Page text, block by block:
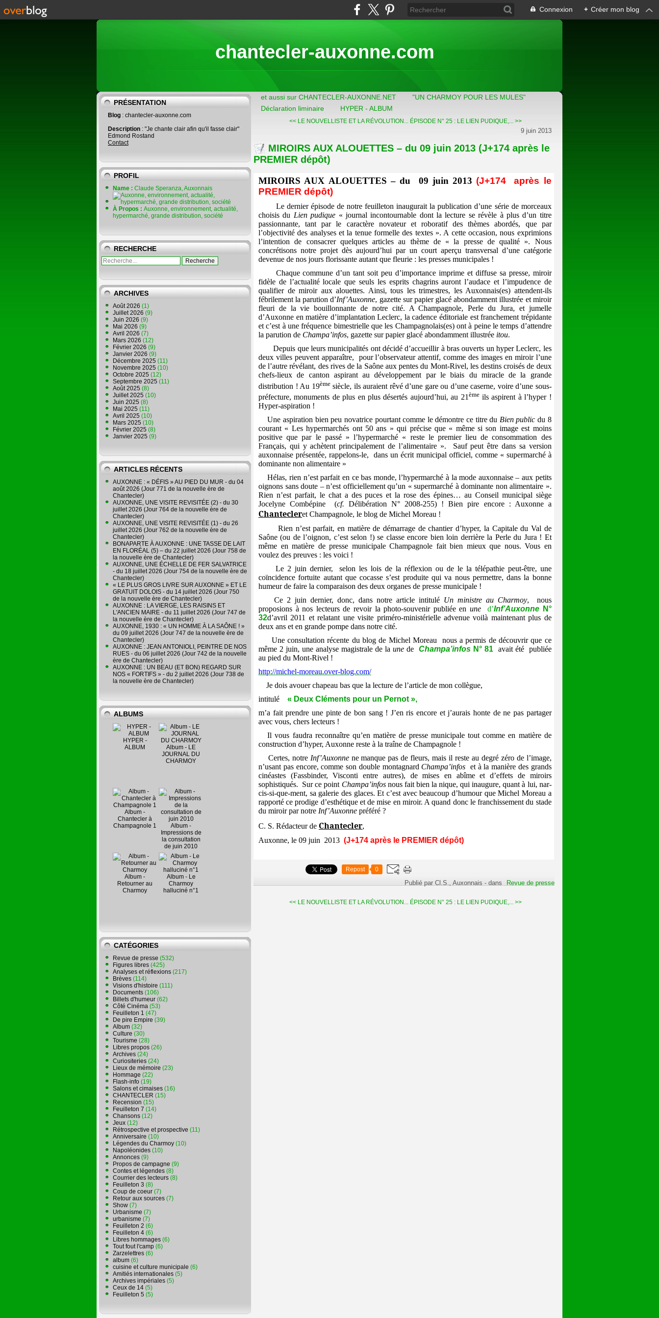
Connexion + Créer mon blog
chantecler-auxonne.com
PRÉSENTATION
Blog : chantecler-auxonne.com
Description : "Je chante clair afin qu'il fasse clair"
Edmond Rostand
Contact
PROFIL
Name : Claude Speranza, Auxonnais
À Propos : Auxonne, environnement, actualité,
hypermarché, grande distribution, société
RECHERCHE
ARCHIVES
Août 2026 (1)
Juillet 2026 (9)
Juin 2026 (9)
Mai 2026 (9)
Avril 2026 (7)
Mars 2026 (12)
Février 2026 (9)
Janvier 2026 (9)
Décembre 2025 (11)
Novembre 2025 (10)
Octobre 2025 (12)
Septembre 2025 (11)
Août 2025 (8)
Juillet 2025 (10)
Juin 2025 (8)
Mai 2025 (11)
Avril 2025 (10)
Mars 2025 (10)
Février 2025 (8)
Janvier 2025 (9)
ARTICLES RÉCENTS
AUXONNE : « DÉFIS » AU PIED DU MUR - du 04
août 2026 (Jour 771 de la nouvelle ère de
Chantecler)
AUXONNE, UNE VISITE REVISITÉE (2) - du 30
juillet 2026 (Jour 764 de la nouvelle ère de
Chantecler)
AUXONNE, UNE VISITE REVISITÉE (1) - du 26
juillet 2026 (Jour 762 de la nouvelle ère de
Chantecler)
BONAPARTE À AUXONNE : UNE TASSE DE LAIT
EN FLORÉAL (5) – du 22 juillet 2026 (Jour 758 de
la nouvelle ère de Chantecler)
AUXONNE, UNE ÉCHELLE DE FER SALVATRICE
- du 18 juillet 2026 (Jour 754 de la nouvelle ère de
Chantecler)
« LE PLUS GROS LIVRE SUR AUXONNE » ET LE
GRATUIT DOLOIS - du 14 juillet 2026 (Jour 750
de la nouvelle ère de Chantecler)
AUXONNE : LA VIERGE, LES RAISINS ET
L'ANCIEN MAIRE - du 11 juillet 2026 (Jour 747 de
la nouvelle ère de Chantecler)
AUXONNE, 1930 : « UN HOMME À LA SAÔNE ! »
du 09 juillet 2026 (Jour 747 de la nouvelle ère de
Chantecler)
AUXONNE : JEAN ANTONIOLI, PEINTRE DE NOS
RUES - du 06 juillet 2026 (Jour 742 de la nouvelle
ère de Chantecler)
AUXONNE : UN BEAU (ET BON) REGARD SUR
NOS « FORTIFS » - du 2 juillet 2026 (Jour 738 de
la nouvelle ère de Chantecler)
ALBUMS
HYPER -
ALBUM
Album - LE
JOURNAL DU
CHARMOY
Album -
Chantecler à
Champagnole 1
Album -
Impressions de
la consultation
de juin 2010
Album -
Retourner au
Charmoy
Album - Le
Charmoy
halluciné n°1
CATÉGORIES
Revue de presse (532)
Figures libres (425)
Analyses et réflexions (217)
Brèves (114)
Visions d'histoire (111)
Documents (106)
Billets d'humeur (62)
Côté Cinéma (53)
Feuilleton 1 (47)
De pire Empire (39)
Album (32)
Culture (30)
Tourisme (28)
Libres propos (26)
Archives (24)
Curiositeries (24)
Lieux de mémoire (23)
Hommage (22)
Flash-info (19)
Salons et cimaises (16)
CHANTECLER (15)
Recension (15)
Feuilleton 7 (14)
Chansons (12)
Jeux (12)
Rétrospective et prospective (11)
Anniversaire (10)
Légendes du Charmoy (10)
Napoléonides (10)
Annonces (9)
Propos de campagne (9)
Contes et légendes (8)
Courrier des lecteurs (8)
Feuilleton 3 (8)
Coup de coeur (7)
Retour aux sources (7)
Show (7)
Urbanisme (7)
urbanisme (7)
Feuilleton 2 (6)
Feuilleton 4 (6)
Libres hommages (6)
Tout fout l'camp (6)
Zarzelettres (6)
album (6)
cuisine et culture municipale (6)
Amitiés internationales (5)
Archives impériales (5)
Ceux de 14 (5)
Feuilleton 5 (5)
et aussi sur CHANTECLER-AUXONNE.NET
"UN CHARMOY POUR LES MULES"
Déclaration liminaire
HYPER - ALBUM
<< LE NOUVELLISTE ET LA RÉVOLUTION... ÉPISODE N° 25 : LE LIEN PUDIQUE,... >>
9 juin 2013
MIROIRS AUX ALOUETTES – du 09 juin 2013 (J+174 après le
PREMIER dépôt)
MIROIRS AUX ALOUETTES – du 09 juin 2013 (J+174
après le
PREMIER dépôt)
Le dernier épisode de notre feuilleton inaugurait la publication d’une série de morceaux
choisis du Lien pudique « journal incontournable dont la lecture se révèle à plus d’un titre
passionnante, tant par le caractère novateur et roboratif des thèmes abordés, que par
l’objectivité des analyses et la tenue formelle des textes ». A cette occasion, nous exprimions
l’intention de consacrer quelques articles au thème de « la presse de qualité ». Nous
concrétisons notre projet dès aujourd’hui par un court aperçu transversal d’une catégorie
devenue de nos jours florissante autant que fleurie : les presses municipales !
Chaque commune d’un tant soit peu d’importance imprime et diffuse sa presse, miroir
fidèle de l’actualité locale que seuls les esprits chagrins auront l’audace et l’impudence de
qualifier de miroir aux alouettes. Ainsi, tous les trimestres, les Auxonnais(es) attendent-ils
fébrilement la parution d’Inf’Auxonne, gazette sur papier glacé abondamment illustrée et miroir
fleuri de la vie bouillonnante de notre cité. A Champagnole, Perle du Jura, et jumelle
d’Auxonne en matière d’implantation Leclerc, la cadence éditoriale est franchement trépidante
et c’est à une fréquence bimestrielle que les Champagnolais(es) ont à peine le temps d’attendre
la parution de Champa’infos, gazette sur papier glacé abondamment illustrée itou.
Depuis que leurs municipalités ont décidé d’accueillir à bras ouverts un hyper Leclerc, les
deux villes peuvent apparaître,
pour l’observateur attentif, comme des images en miroir l’une
de l’autre révélant, des rives de la Saône aux pentes du Mont-Rivel, les destins croisés de deux
chefs-lieux de canton aspirant au développement par le biais du miracle de la grande
distribution ! Au 19èmesiècle, ils auraient rêvé d’une gare ou d’une caserne, voire d’une sous-
préfecture, monuments de plus en plus désertés aujourd’hui, au 21 èmeils aspirent à l’hyper !
Hyper-aspiration !
Une aspiration bien peu novatrice pourtant comme le démontre ce titre du Bien public du 8
courant « Les hypermarchés ont 50 ans » qui précise que « même si son image est moins
positive que par le passé » l’hypermarché « reste le premier lieu de consommation des
Français, qui y achètent principalement de l’alimentaire ».
Sauf peut être dans sa version
auxonnaise présentée, rappelons-le,
dans un écrit municipal officiel, comme « supermarché à
dominante non alimentaire »
Hélas, rien n’est parfait en ce bas monde, l’hypermarché à la mode auxonnaise – aux petits
oignons sans doute – n’est officiellement qu’un « supermarché à dominante non alimentaire ».
Rien n’est parfait, le chat a des puces et la rose des épines… au Conseil municipal siège
Jocelyne Combépine (cf. Délibération N° 2008-255) ! Bien pire encore : Auxonne a
Chantecleret Champagnole, le blog de Michel Moreau !
Rien n’est parfait, en matière de démarrage de chantier d’hyper, la Capitale du Val de
Saône (ou de l’oignon, c’est selon !) se classe encore bien loin derrière la Perle du Jura ! Et
même en matière de presse municipale Champagnole fait bien mieux que nous. Vous en
voulez des preuves : les voici !
Le 2 juin dernier,
selon les lois de la réflexion ou de le la télépathie peut-être, une
coïncidence fortuite autant que cocasse s’est produite qui va nous permettre, dans la bonne
humeur de faire la comparaison des deux organes de presse municipale !
Ce 2 juin dernier, donc, dans notre article intitulé Un ministre au Charmoy,
nous
proposions à nos lecteurs de revoir la photo-souvenir publiée en une d’Inf’Auxonne N°
32d’avril 2011 et relatant une visite priméro-ministérielle advenue voilà maintenant plus de
deux ans et en grande pompe dans notre cité.
Une consultation récente du blog de Michel Moreau nous a permis de découvrir que ce
même 2 juin, une analyse magistrale de la unede Champa’infos N° 81 avait été publiée
au pied du Mont-Rivel !
http://michel-moreau.over-blog.com/
Je dois avouer chapeau bas que la lecture de l’article de mon collègue,
intitulé
« Deux Cléments pour un Pernot »,
m’a fait prendre une pinte de bon sang ! J’en ris encore et j’aurais honte de ne pas partager
avec vous, chers lecteurs !
Il vous faudra reconnaître qu’en matière de presse municipale tout comme en matière de
construction d’hyper, Auxonne reste à la traîne de Champagnole !
Certes, notre Inf’Auxonnene manque pas de fleurs, mais il reste au degré zéro de l’image,
n’usant pas encore, comme son double montagnard Champa’infos et à la manière des grands
cinéastes (Fassbinder, Visconti entre autres), de mises en abîme et d’effets de miroirs
sophistiqués. Sur ce point Champa’infosnous fait bien la nique, qui inaugure, quant à lui, nar-
cis-si-que-ment, sa galerie des glaces. Et c’est avec beaucoup d’humour que Michel Moreau a
rapporté ce prodige d’esthétique et de mise en miroir. A quand donc le franchissement du stade
du miroir par notre Inf’Auxonne préféré ?
C. S. Rédacteur de Chantecler,
Auxonne, le 09 juin 2013 (J+174 après le PREMIER dépôt)
Repost 0
Publié par Cl.S., Auxonnais -dans Revue de presse
<< LE NOUVELLISTE ET LA RÉVOLUTION... ÉPISODE N° 25 : LE LIEN PUDIQUE,... >>